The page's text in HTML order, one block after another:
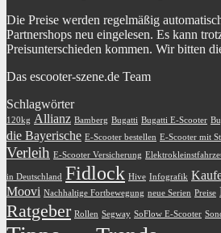
Die Preise werden regelmäßig
Partnershops neu eingelesen. Es kann
Preisunterschieden kommen. Wir bitten
Das escooter-szene.de Team
Schlagwörter
120kg Allianz Bamberg Bugatti Bugatti E-Scooter
die Bayerische E-Scooter bestellen E-Scooter mit
Verleih E-Scooter Versicherung
in Deutschland Fidlock Hive Infografik
Moovi Nachhaltige Fortbewegung neue Serien Preise
Ratgeber Rollen Segway SoFlow E-Scooter